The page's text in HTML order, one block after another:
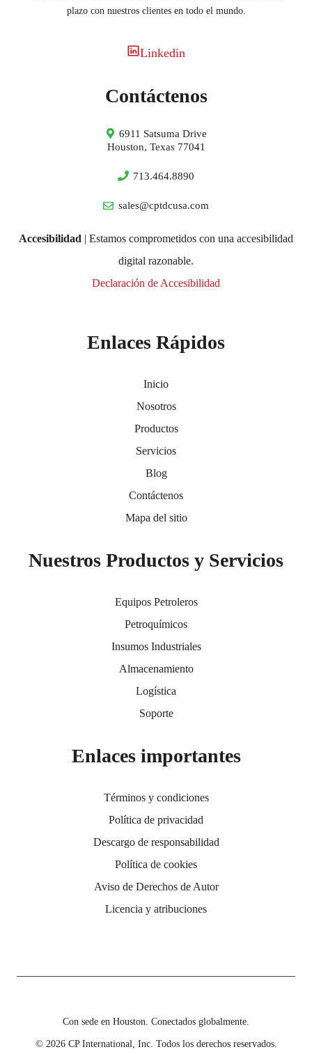
plazo con nuestros clientes en todo el mundo.
Linkedin
Enlaces Rápidos
Inicio
Nosotros
Productos
Servicios
Blog
Contáctenos
Mapa del sitio
Nuestros Productos y Servicios
Equipos Petroleros
Petroquímicos
Insumos Industriales
Almacenamiento
Logística
Soporte
Enlaces importantes
Términos y condiciones
Política de privacidad
Descargo de responsabilidad
Política de cookies
Aviso de Derechos de Autor
Licencia y atribuciones
Contáctenos
6911 Satsuma Drive
Houston, Texas 77041
713.464.8890
sales@cptdcusa.com
Accesibilidad | Estamos comprometidos con una accesibilidad
digital razonable.
Declaración de Accesibilidad
© 2026 CP International, Inc. Todos los derechos reservados.
Con sede en Houston. Conectados globalmente.